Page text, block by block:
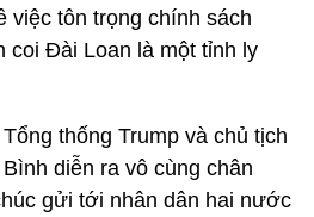
việc tôn trọng chính sách
coi Đài Loan là một tỉnh ly
thống Trump và chủ tịch
diễn ra vô cùng chân
gửi tới nhân dân hai nước